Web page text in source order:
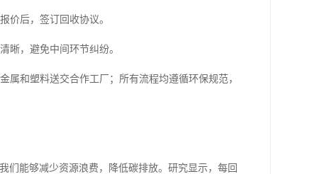
价后，签订回收协议。
晰，避免中间环节纠纷。
属和塑料送交合作工厂；所有流程均遵循环保规范，
们能够减少资源浪费，降低碳排放。研究显示，每回